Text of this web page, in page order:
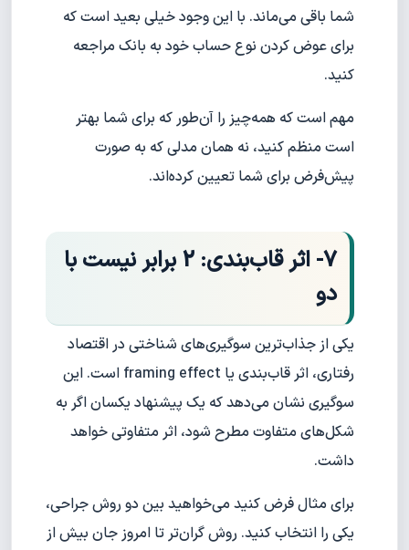
شما باقی می‌ماند. با این وجود خیلی بعید است که
برای عوض کردن نوع حساب خود به بانک مراجعه
کنید.
مهم است که همه‌چیز را آن‌طور که برای شما بهتر
است منظم کنید، نه همان مدلی که به صورت
پیش‌فرض برای شما تعیین کرده‌اند.
7- اثر قاب‌بندی: 2 برابر نیست با
دو
یکی از جذاب‌ترین سوگیری‌های شناختی در اقتصاد
رفتاری، اثر قاب‌بندی یا framing effect است. این
سوگیری نشان می‌دهد که یک پیشنهاد یکسان اگر به
شکل‌های متفاوت مطرح شود، اثر متفاوتی خواهد
داشت.
برای مثال فرض کنید می‌خواهید بین دو روش جراحی،
یکی را انتخاب کنید. روش گران‌تر تا امروز جان بیش از